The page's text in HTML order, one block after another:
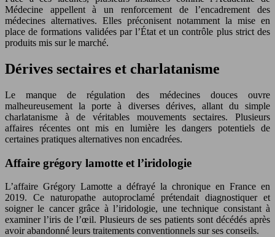
Médecine appellent à un renforcement de l’encadrement des
médecines alternatives. Elles préconisent notamment la mise en
place de formations validées par l’État et un contrôle plus strict des
produits mis sur le marché.
Dérives sectaires et charlatanisme
Le manque de régulation des médecines douces ouvre
malheureusement la porte à diverses dérives, allant du simple
charlatanisme à de véritables mouvements sectaires. Plusieurs
affaires récentes ont mis en lumière les dangers potentiels de
certaines pratiques alternatives non encadrées.
Affaire grégory lamotte et l’iridologie
L’affaire Grégory Lamotte a défrayé la chronique en France en
2019. Ce naturopathe autoproclamé prétendait diagnostiquer et
soigner le cancer grâce à l’iridologie, une technique consistant à
examiner l’iris de l’œil. Plusieurs de ses patients sont décédés après
avoir abandonné leurs traitements conventionnels sur ses conseils.